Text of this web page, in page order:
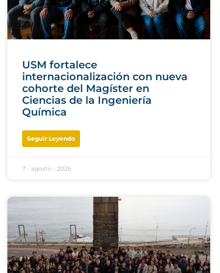
USM fortalece
internacionalización con nueva
cohorte del Magíster en
Ciencias de la Ingeniería
Química
Seguir Leyendo
7 - agosto - 2026